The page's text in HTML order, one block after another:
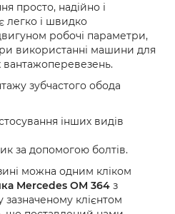
просто, надійно і
легко і швидко
робочі параметри,
використанні машини для
вантажоперевезень.
зубчастого обода
інших видів
за допомогою болтів.
можна одним кліком
Mercedes OM 364 з
клієнтом